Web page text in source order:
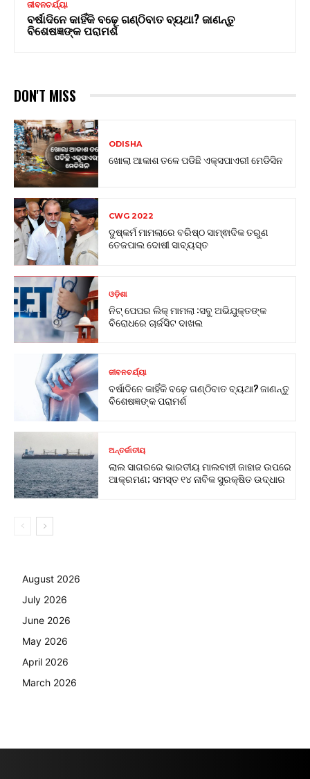
ଜୀବନଚର୍ଯ୍ୟା
ବର୍ଷାଦିନେ କାହିଁକି ବଢ଼େ ଗଣ୍ଠିବାତ ବ୍ୟଥା? ଜାଣନ୍ତୁ
ବିଶେଷଜ୍ଞଙ୍କ ପରାମର୍ଶ
DON'T MISS
ODISHA
ଖୋଲା ଆକାଶ ତଳେ ପଡିଛି ଏକ୍ସପାଏରୀ ମେଡିସିନ
CWG 2022
ଦୁଷ୍କର୍ମ ମାମଲାରେ ବରିଷ୍ଠ ସାମ୍ଵାଦିକ ତରୁଣ
ତେଜପାଲ ଦୋଷୀ ସାବ୍ୟସ୍ତ
ଓଡ଼ିଶା
ନିଟ୍ ପେପର ଲିକ୍ ମାମଲା :ସବୁ ଅଭିଯୁକ୍ତଙ୍କ
ବିରୋଧରେ ଚାର୍ଜସିଟ ଦାଖଲ
ଜୀବନଚର୍ଯ୍ୟା
ବର୍ଷାଦିନେ କାହିଁକି ବଢ଼େ ଗଣ୍ଠିବାତ ବ୍ୟଥା? ଜାଣନ୍ତୁ
ବିଶେଷଜ୍ଞଙ୍କ ପରାମର୍ଶ
ଅନ୍ତର୍ଜାତୀୟ
ଲାଲ ସାଗରରେ ଭାରତୀୟ ମାଲବାହୀ ଜାହାଜ ଉପରେ
ଆକ୍ରମଣ; ସମସ୍ତ ୧୪ ନାବିକ ସୁରକ୍ଷିତ ଉଦ୍ଧାର
August 2026
July 2026
June 2026
May 2026
April 2026
March 2026